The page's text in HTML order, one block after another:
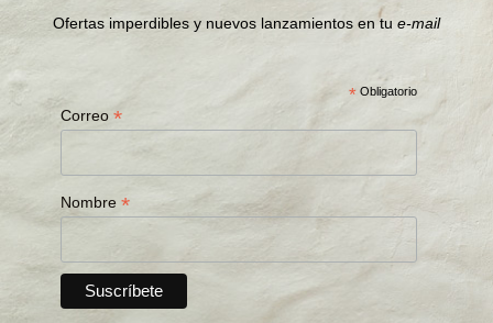
Ofertas imperdibles y nuevos lanzamientos en tu e-mail
* Obligatorio
Correo*
Nombre*